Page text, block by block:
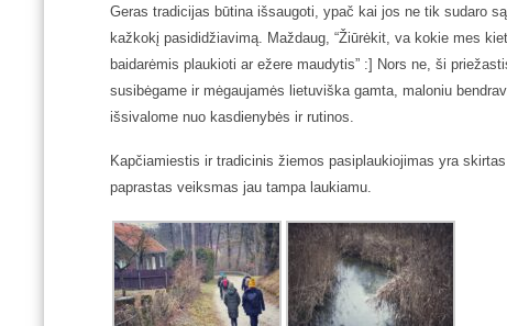
Geras tradicijas būtina išsaugoti, ypač kai jos ne tik sudaro
kažkokį pasididžiavimą. Maždaug, “Žiūrėkit, va kokie mes
baidarėmis plaukioti ar ežere maudytis” :] Nors ne, ši
susibėgame ir mėgaujamės lietuviška gamta, maloniu
išsivalome nuo kasdienybės ir rutinos.
Kapčiamiestis ir tradicinis žiemos pasiplaukiojimas yra
paprastas veiksmas jau tampa laukiamu.